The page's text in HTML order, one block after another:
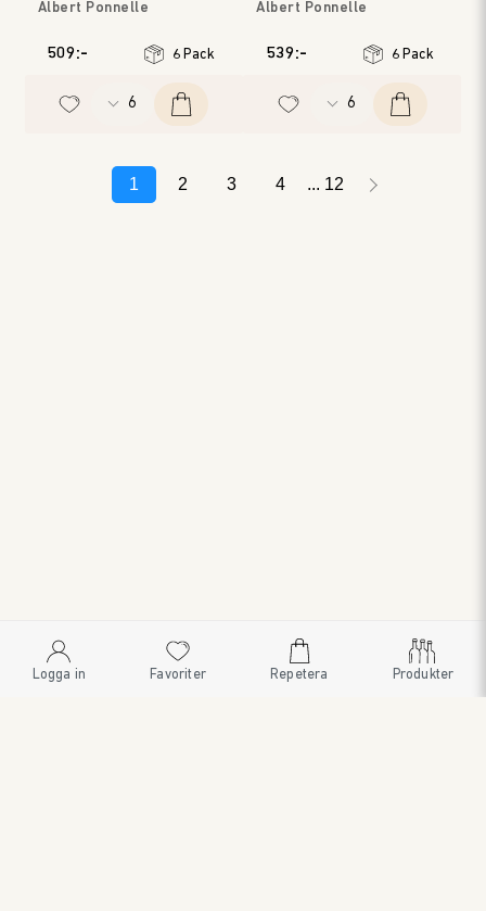
Albert Ponnelle
509:- 6 Pack
Albert Ponnelle
539:- 6 Pack
1 2 3 4 12
Logga in Favoriter Repetera Produkter